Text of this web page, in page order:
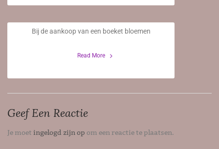
Bij de aankoop van een boeket bloemen
Read More
20 Januari 2020
Geef Een Reactie
Je moet ingelogd zijn op om een reactie te plaatsen.